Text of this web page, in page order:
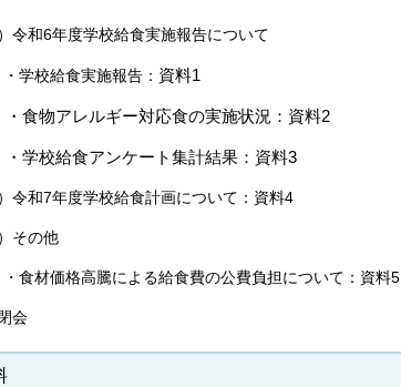
）令和6年度学校給食実施報告について
校給食実施報告： 資料1
物アレルギー対応食の実施状況：資料2
校給食アンケート集計結果：資料3
）令和7年度学校給食計画について：資料4
その他
材価格高騰による給食費の公費負担について：資料5
会